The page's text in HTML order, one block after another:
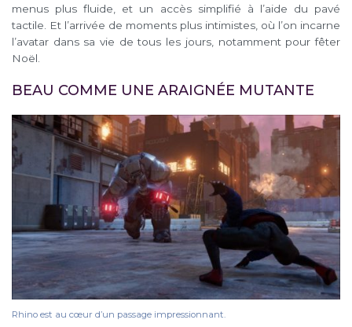
menus plus fluide, et un accès simplifié à l’aide du pavé
tactile. Et l’arrivée de moments plus intimistes, où l’on incarne
l’avatar dans sa vie de tous les jours, notamment pour fêter
Noël.
BEAU COMME UNE ARAIGNÉE MUTANTE
Rhino est au cœur d’un passage impressionnant.